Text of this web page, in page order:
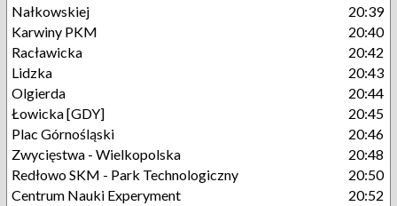
Nałkowskiej
20:39
Karwiny PKM
20:40
Racławicka
20:42
Lidzka
20:43
Olgierda
20:44
Łowicka [GDY]
20:45
Plac Górnośląski
20:46
Zwycięstwa - Wielkopolska
20:48
Redłowo SKM - Park Technologiczny
20:50
Centrum Nauki Experyment
20:52